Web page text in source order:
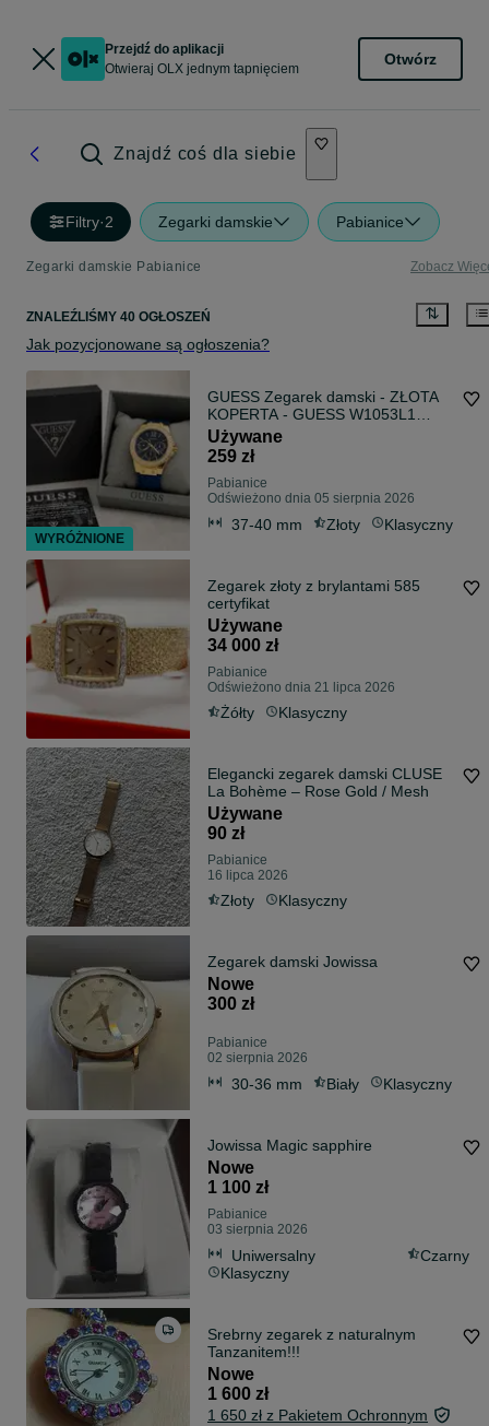
Przejdź do aplikacji
Otwieraj OLX jednym tapnięciem
Otwórz
Znajdź coś dla siebie
Filtry·2 Zegarki damskie Pabianice
Zegarki damskie Pabianice Zobacz
ZNALEŹLIŚMY 40 OGŁOSZEŃ
Jak pozycjonowane są ogłoszenia?
GUESS Zegarek damski - ZŁOTA
KOPERTA - GUESS W1053L1
Limelight JAK NOWY koszt-800
PLN — idealny stan, jak nowy
pudełko
Używane
259 zł
Pabianice
Odświeżono dnia 05 sierpnia 2026
37-40 mm Złoty Klasyczny
Zegarek złoty z brylantami 585
certyfikat
Używane
34 000 zł
Pabianice
Odświeżono dnia 21 lipca 2026
Żółty Klasyczny
Elegancki zegarek damski CLUSE
La Bohème – Rose Gold / Mesh
Używane
90 zł
Pabianice
16 lipca 2026
Złoty Klasyczny
Zegarek damski Jowissa
Nowe
300 zł
Pabianice
02 sierpnia 2026
30-36 mm Biały Klasyczny
Jowissa Magic sapphire
Nowe
1 100 zł
Pabianice
03 sierpnia 2026
Uniwersalny
Czarny
Klasyczny
Srebrny zegarek z naturalnym
Tanzanitem!!!
Nowe
1 600 zł
1 650 zł z Pakietem Ochronnym
WYRÓŻNIONE